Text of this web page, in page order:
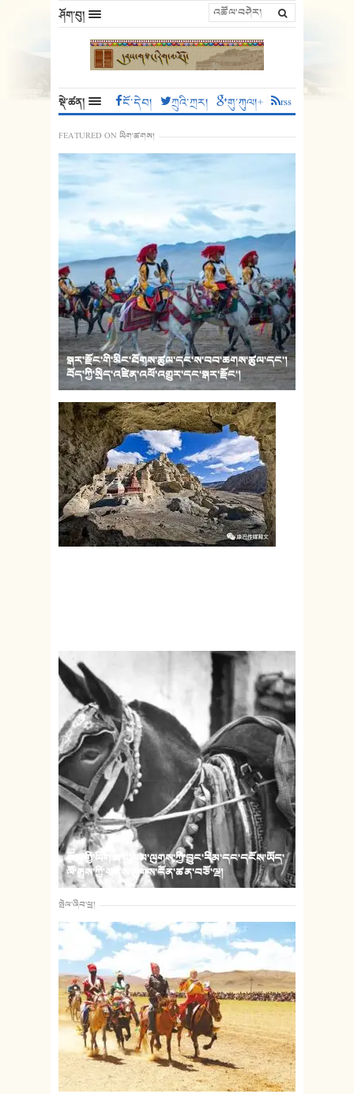
ཤོག་བུ།
སྡེ་ཚན། ངོ་དེབ། ཀྲུའི་ཀྲར། གུ་ཀུལ།+ rss
FEATURED ON ཡིག་ཚགས།
སྒར་རྫོང་གི་མིང་ཐོགས་ཚུལ་དང་ས་བབ་ཆགས་ཚུལ་དང་།
བོད་ཀྱི་སྲིད་འཛིན་འཕོ་འགྱུར་དང་སྒར་རྫོང་།
བོད་ཀྱི་ཡིག་ཟམ་ལམ་ལུགས་ཀྱི་བྱུང་རིམ་དང་དངོས་ཡོད་
ལོ་རྒྱུས་ཀྱི་གནས་ལུགས་དོན་ཚན་བཅོ་ལྔ།
སྤེལ་ཞིབ་ཕྲ།